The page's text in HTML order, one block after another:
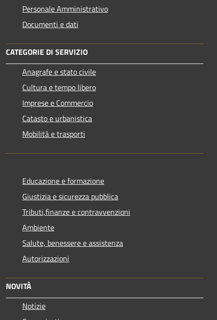
Personale Amministrativo
Documenti e dati
CATEGORIE DI SERVIZIO
Anagrafe e stato civile
Cultura e tempo libero
Imprese e Commercio
Catasto e urbanistica
Mobilità e trasporti
Educazione e formazione
Giustizia e sicurezza pubblica
Tributi,finanze e contravvenzioni
Ambiente
Salute, benessere e assistenza
Autorizzazioni
NOVITÀ
Notizie